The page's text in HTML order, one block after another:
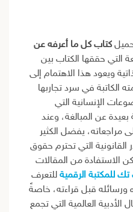
كتاب كل ما أعرفه عن
التي حققها الكتاب بين
ويعود هذا الاهتمام إلى
الكاتبة في سرد تجاربها
الإنسانية التي
عن المبالغة، وعند
مراجعاته، يفضل الكثير
القانونية التي تحترم حقوق
الاستفادة من المقالات
للمكتبة الرقمية للتعرف
ورسائله قبل قراءته، خاصةً
العالمية التي تجمع